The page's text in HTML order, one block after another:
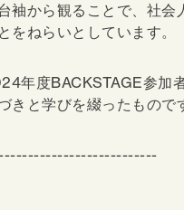
袖から観ることで、社会
をねらいとしています。
4年度BACKSTAGE参加
きと学びを綴ったもので